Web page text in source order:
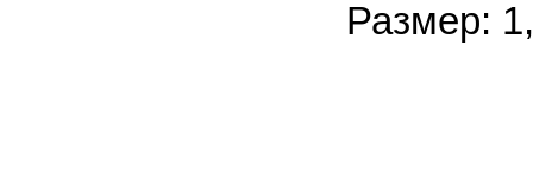
Размер: